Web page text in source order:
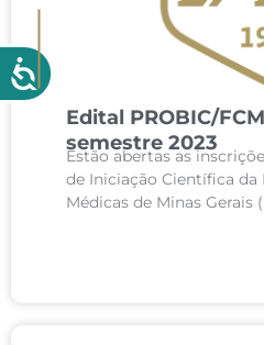
Edital PROBIC/
semestre 2023
Estão abertas as
de Iniciação Científica da
Médicas de Minas